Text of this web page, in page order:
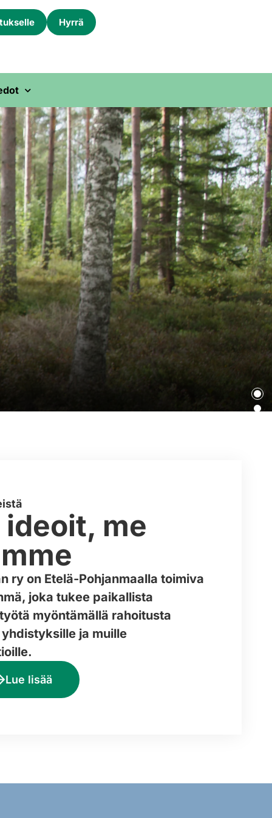
Hyrrä
ideoit, me
ry on Etelä-Pohjanmaalla toimiva
joka tukee paikallista
myöntämällä rahoitusta
ja muille
Lue lisää